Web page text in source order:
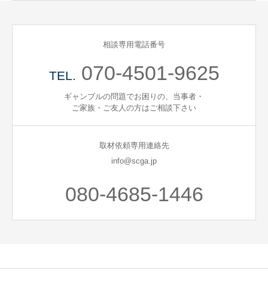
相談専用電話番号
TEL. 070-4501-9625
ギャンブルの問題でお困りの、当事者・
ご家族・ご友人の方はご相談下さい
取材依頼専用連絡先
info@scga.jp
080-4685-1446